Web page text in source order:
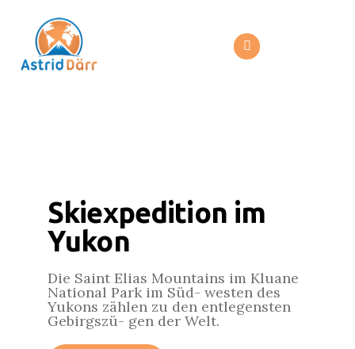
Skiexpedition im
Yukon
Die Saint Elias Mountains im Kluane
National Park im Süd- westen des
Yukons zählen zu den entlegensten
Gebirgszü- gen der Welt.